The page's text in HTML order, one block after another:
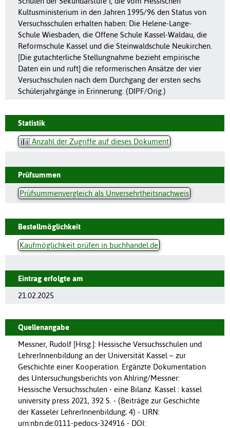
Kultusministerium in den Jahren 1995/96 den Status von
Versuchsschulen erhalten haben: Die Helene-Lange-
Schule Wiesbaden, die Offene Schule Kassel-Waldau, die
Reformschule Kassel und die Steinwaldschule Neukirchen.
[Die gutachterliche Stellungnahme bezieht empirische
Daten ein und ruft] die reformerischen Ansätze der vier
Versuchsschulen nach dem Durchgang der ersten sechs
Schülerjahrgänge in Erinnerung. (DIPF/Orig.)
Statistik
Anzahl der Zugriffe auf dieses Dokument
Prüfsummen
Prüfsummenvergleich als Unversehrtheitsnachweis
Bestellmöglichkeit
Kaufmöglichkeit prüfen in buchhandel.de
Eintrag erfolgte am
21.02.2025
Quellenangabe
Messner, Rudolf [Hrsg.]: Hessische Versuchsschulen und
LehrerInnenbildung an der Universität Kassel – zur
Geschichte einer Kooperation. Ergänzte Dokumentation
des Untersuchungsberichts von Ahlring/Messner:
Hessische Versuchsschulen - eine Bilanz. Kassel : kassel
university press 2021, 392 S. - (Beiträge zur Geschichte
der Kasseler LehrerInnenbildung; 4) - URN:
urn:nbn:de:0111-pedocs-324916 - DOI: